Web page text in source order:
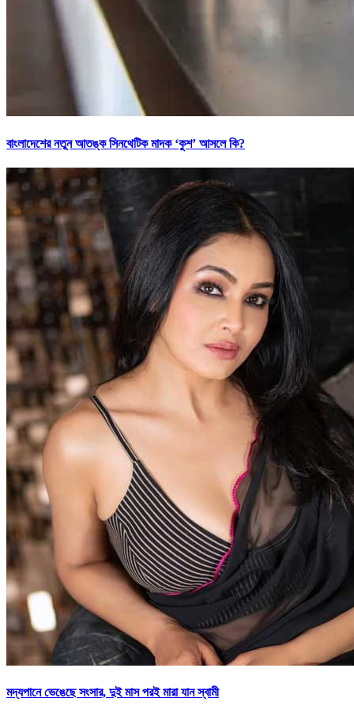
বাংলাদেশের নতুন আতঙ্ক সিনথেটিক মাদক ‘কুশ’ আসলে কি?
মদ্যপানে ভেঙেছে সংসার, দুই মাস পরই মারা যান স্বামী